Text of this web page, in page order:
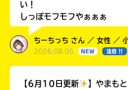
い！
しっぽモフモフやぁぁぁ
ちーちっち さん ／ 女性 ／
2026.08.05 NEW 注目 !!
【6月10日更新
】やまも